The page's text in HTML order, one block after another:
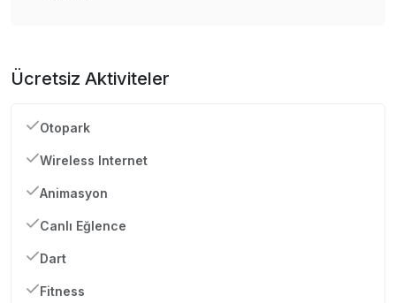
Ücretsiz Aktiviteler
Otopark
Wireless Internet
Animasyon
Canlı Eğlence
Dart
Fitness